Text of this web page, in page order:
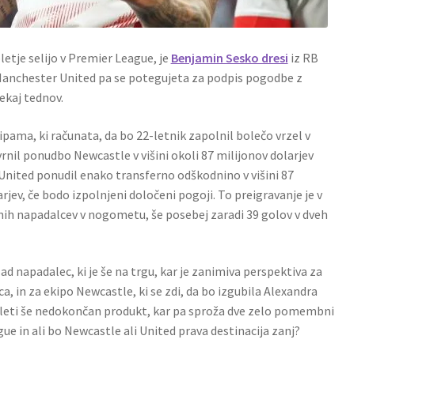
selijo v Premier League, je Benjamin Sesko dresi iz RB
United pa se potegujeta za podpis pogodbe z
tednov.
ki računata, da bo 22-letnik zapolnil bolečo vrzel v
ponudbo Newcastle v višini okoli 87 milijonov dolarjev
ponudil enako transferno odškodnino v višini 87
če bodo izpolnjeni določeni pogoji. To preigravanje je v
napadalcev v nogometu, še posebej zaradi 39 golov v dveh
napadalec, ki je še na trgu, kar je zanimiva perspektiva za
in za ekipo Newcastle, ki se zdi, da bo izgubila Alexandra
še nedokončan produkt, kar pa sproža dve zelo pomembni
in ali bo Newcastle ali United prava destinacija zanj?